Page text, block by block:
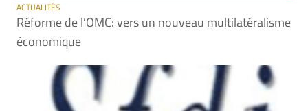
ACTUALITÉS
Réforme de l’OMC: vers un nouveau multilatéralisme
économique